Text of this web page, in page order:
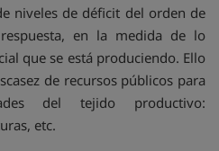
niveles de déficit del orden de
en la medida de lo
que se está produciendo. Ello
de recursos públicos para
del tejido productivo:
etc.